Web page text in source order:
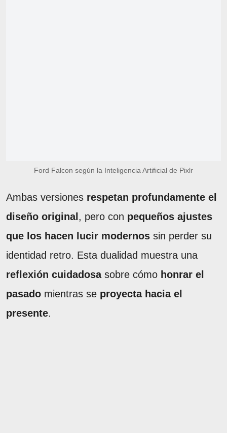
Ford Falcon según la Inteligencia Artificial de Pixlr
Ambas versiones respetan profundamente el
diseño original , pero con pequeños ajustes
que los hacen lucir modernos sin perder su
identidad retro. Esta dualidad muestra una
reflexión cuidadosasobre cómo honrar el
pasado mientras se proyecta hacia el
presente.